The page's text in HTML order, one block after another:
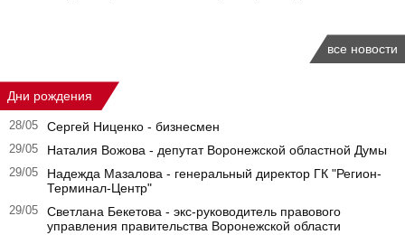
все новости
Дни рождения
28/05 Сергей Ниценко - бизнесмен
29/05 Наталия Вожова - депутат Воронежской областной Думы
29/05
Надежда Мазалова - генеральный директор ГК "Регион-
Терминал-Центр"
29/05
Светлана Бекетова - экс-руководитель правового
управления правительства Воронежской области